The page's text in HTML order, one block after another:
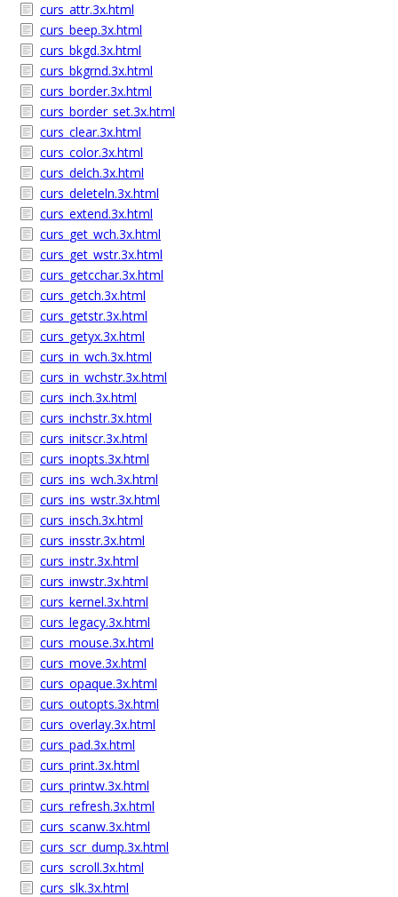
curs_attr.3x.html
curs_beep.3x.html
curs_bkgd.3x.html
curs_bkgrnd.3x.html
curs_border.3x.html
curs_border_set.3x.html
curs_clear.3x.html
curs_color.3x.html
curs_delch.3x.html
curs_deleteln.3x.html
curs_extend.3x.html
curs_get_wch.3x.html
curs_get_wstr.3x.html
curs_getcchar.3x.html
curs_getch.3x.html
curs_getstr.3x.html
curs_getyx.3x.html
curs_in_wch.3x.html
curs_in_wchstr.3x.html
curs_inch.3x.html
curs_inchstr.3x.html
curs_initscr.3x.html
curs_inopts.3x.html
curs_ins_wch.3x.html
curs_ins_wstr.3x.html
curs_insch.3x.html
curs_insstr.3x.html
curs_instr.3x.html
curs_inwstr.3x.html
curs_kernel.3x.html
curs_legacy.3x.html
curs_mouse.3x.html
curs_move.3x.html
curs_opaque.3x.html
curs_outopts.3x.html
curs_overlay.3x.html
curs_pad.3x.html
curs_print.3x.html
curs_printw.3x.html
curs_refresh.3x.html
curs_scanw.3x.html
curs_scr_dump.3x.html
curs_scroll.3x.html
curs_slk.3x.html